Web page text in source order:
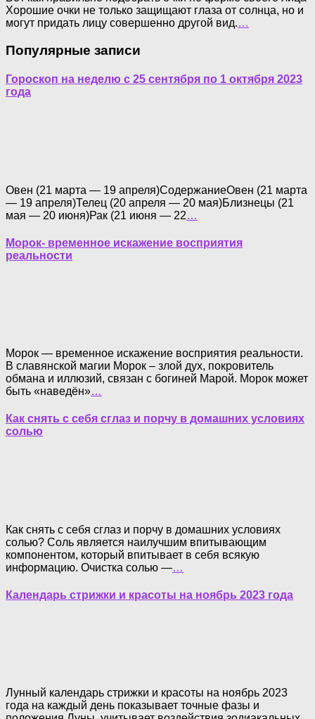
Хорошие очки не только защищают глаза от солнца, но и
могут придать лицу совершенно другой вид.…
Популярные записи
Гороскоп на неделю с 25 сентября по 1 октября 2023
года
Овен (21 марта — 19 апреля)СодержаниеОвен (21 марта
— 19 апреля)Телец (20 апреля — 20 мая)Близнецы (21
мая — 20 июня)Рак (21 июня — 22…
Морок- временное искажение восприятия
реальности
Морок — временное искажение восприятия реальности.
В славянской магии Морок – злой дух, покровитель
обмана и иллюзий, связан с богиней Марой. Морок может
быть «наведён»…
Как снять с себя сглаз и порчу в домашних условиях
солью
Как снять с себя сглаз и порчу в домашних условиях
солью? Соль является наилучшим впитывающим
компонентом, который впитывает в себя всякую
информацию. Очистка солью —…
Календарь стрижки и красоты на ноябрь 2023 года
Лунный календарь стрижки и красоты на ноябрь 2023
года на каждый день показывает точные фазы и